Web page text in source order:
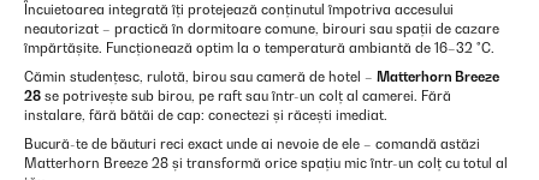
Încuietoarea integrată îți protejează conținutul împotriva accesului
neautorizat – practică în dormitoare comune, birouri sau spații de cazare
împărtășite. Funcționează optim la o temperatură ambiantă de 16–32 °C.
Cămin studențesc, rulotă, birou sau cameră de hotel – Matterhorn Breeze
28 se potrivește sub birou, pe raft sau într-un colț al camerei. Fără
instalare, fără bătăi de cap: conectezi și răcești imediat.
Bucură-te de băuturi reci exact unde ai nevoie de ele – comandă astăzi
Matterhorn Breeze 28 și transformă orice spațiu mic într-un colț cu totul al